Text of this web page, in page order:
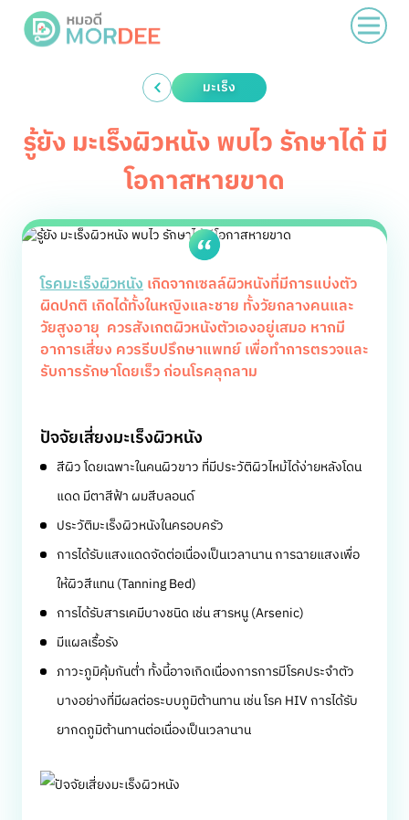
มะเร็ง
รู้ยัง มะเร็งผิวหนัง พบไว รักษาได้ มี
โอกาสหายขาด
โรคมะเร็งผิวหนังเกิดจากเซลล์ผิวหนังที่มีการแบ่งตัว
ผิดปกติ เกิดได้ทั้งในหญิงและชาย ทั้งวัยกลางคนและ
วัยสูงอายุ ควรสังเกตผิวหนังตัวเองอยู่เสมอ หากมี
อาการเสี่ยง ควรรีบปรึกษาแพทย์ เพื่อทำการตรวจและ
รับการรักษาโดยเร็ว ก่อนโรคลุกลาม
ปัจจัยเสี่ยงมะเร็งผิวหนัง
สีผิว โดยเฉพาะในคนผิวขาว ที่มีประวัติผิวไหม้ได้ง่ายหลังโดน
แดด มีตาสีฟ้า ผมสีบลอนด์
ประวัติมะเร็งผิวหนังในครอบครัว
การได้รับแสงแดดจัดต่อเนื่องเป็นเวลานาน การฉายแสงเพื่อ
ให้ผิวสีแทน (Tanning Bed)
การได้รับสารเคมีบางชนิด เช่น สารหนู (Arsenic)
มีแผลเรื้อรัง
ภาวะภูมิคุ้มกันต่ำ ทั้งนี้อาจเกิดเนื่องการการมีโรคประจำตัว
บางอย่างที่มีผลต่อระบบภูมิต้านทาน เช่น โรค HIV การได้รับ
ยากดภูมิต้านทานต่อเนื่องเป็นเวลานาน